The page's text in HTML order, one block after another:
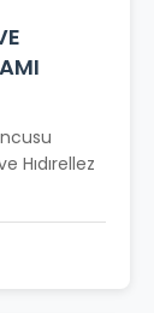
Hıdırellez